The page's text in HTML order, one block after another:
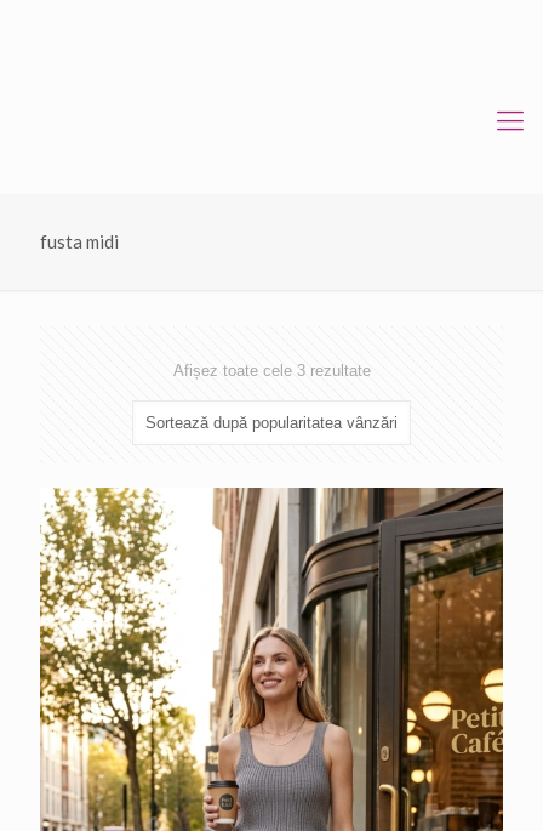
fusta midi
Afișez toate cele 3 rezultateSortat
popularitate